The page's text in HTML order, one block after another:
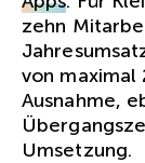
zehn
von maximal
Ausnahme,
Umsetzung.